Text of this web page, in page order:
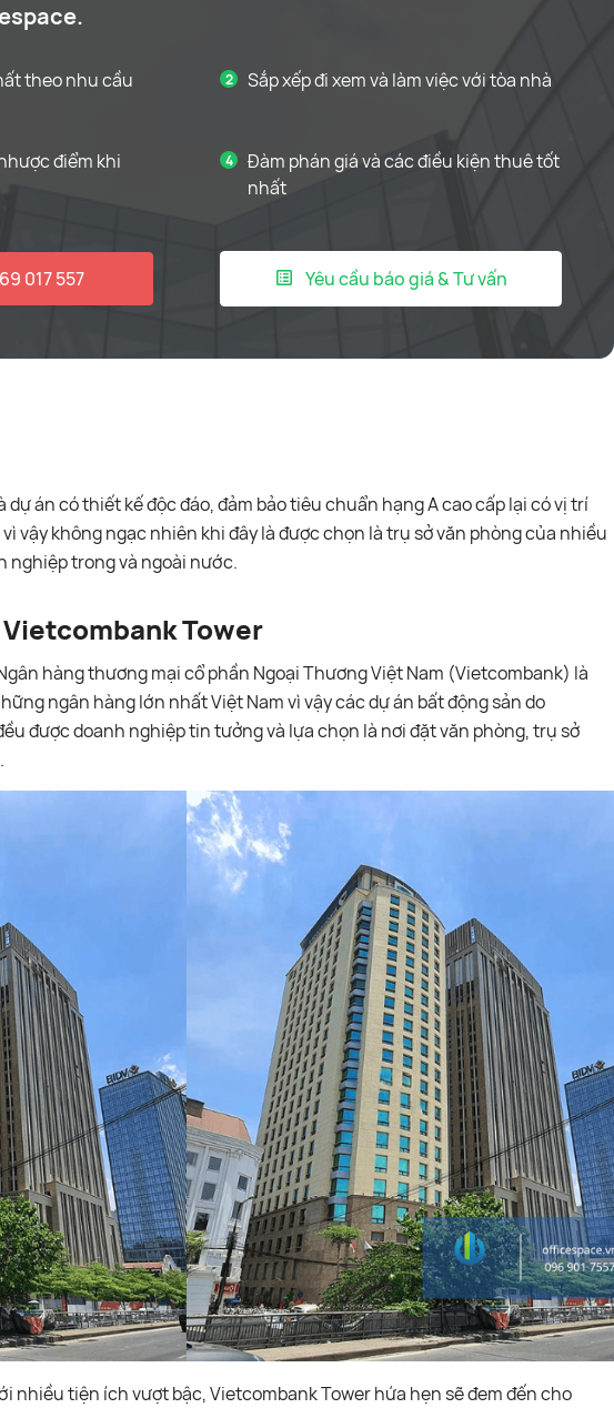
theo nhu cầu
Sắp xếp đi xem và làm việc với tòa nhà
điểm khi
Đàm phán giá và các điều kiện thuê tốt
nhất
017 557 Yêu cầu báo giá & Tư vấn
dự án có thiết kế độc đáo, đảm bảo tiêu chuẩn hạng A cao cấp lại có vị trí
vậy không ngạc nhiên khi đây là được chọn là trụ sở văn phòng của nhiều
nghiệp trong và ngoài nước.
Tower
hàng thương mại cổ phần Ngoại Thương Việt Nam (Vietcombank) là
ngân hàng lớn nhất Việt Nam vì vậy các dự án bất động sản do
được doanh nghiệp tin tưởng và lựa chọn là nơi đặt văn phòng, trụ sở
nhiều tiện ích vượt bậc, Vietcombank Tower hứa hẹn sẽ đem đến cho